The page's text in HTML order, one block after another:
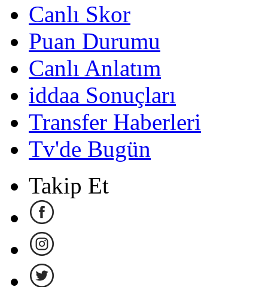
Canlı Skor
Puan Durumu
Canlı Anlatım
iddaa Sonuçları
Transfer Haberleri
Tv'de Bugün
Takip Et